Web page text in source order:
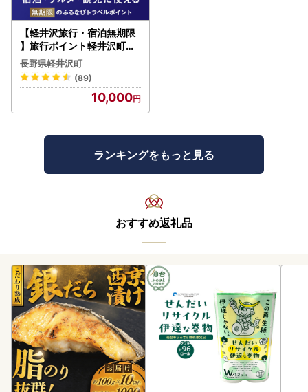
【軽井沢旅行・宿泊無期限
】旅行ポイント軽井沢町ふ
るなびトラベルポイント
長野県軽井沢町
(89)
10,000
ランキングをもっと見る
おすすめ返礼品